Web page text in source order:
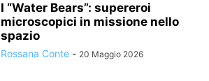
I “Water Bears”: supereroi
microscopici in missione nello
spazio
Rossana Conte - 20 Maggio 2026